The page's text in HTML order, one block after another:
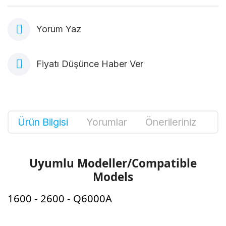
Yorum Yaz
Fiyatı Düşünce Haber Ver
Ürün Bilgisi Yorumlar Önerileriniz
Uyumlu Modeller/Compatible
Models
1600 - 2600 - Q6000A